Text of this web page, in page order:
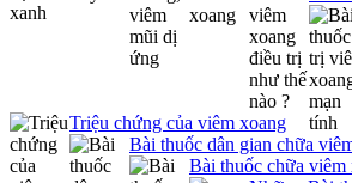
Triệu chứng của viêm xoang
Bài thuốc dân gian chữa
Bài thuốc chữa viêm